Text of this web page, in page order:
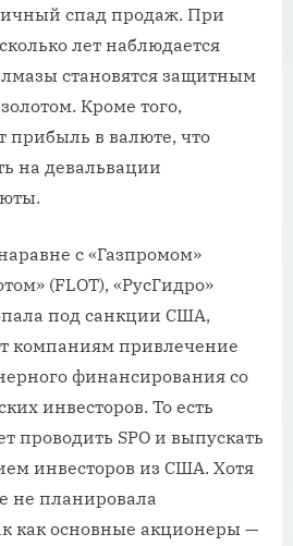
спад продаж. При
лет наблюдается
становятся защитным
Кроме того,
прибыль в валюте, что
на девальвации
с «Газпромом»
(FLOT), «РусГидро»
под санкции США,
компаниям привлечение
финансирования со
инвесторов. То есть
проводить SPO и выпускать
инвесторов из США. Хотя
не планировала
как основные акционеры —